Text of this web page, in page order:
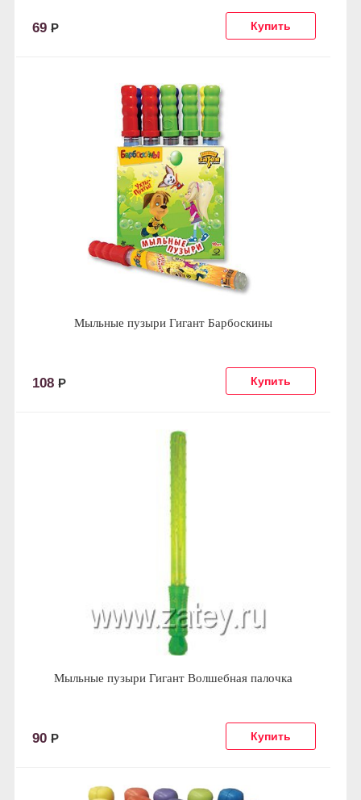
69 Р
Мыльные пузыри Гигант Барбоскины
108 Р
Мыльные пузыри Гигант Волшебная палочка
90 Р